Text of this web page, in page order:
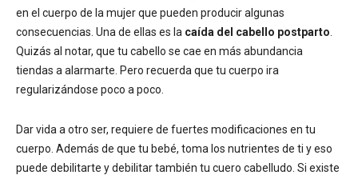
en el cuerpo de la mujer que pueden producir algunas
consecuencias. Una de ellas es la caída del cabello postparto
Quizás al notar, que tu cabello se cae en más abundancia
tiendas a alarmarte. Pero recuerda que tu cuerpo ira
regularizándose poco a poco.
Dar vida a otro ser, requiere de fuertes modificaciones en tu
cuerpo. Además de que tu bebé, toma los nutrientes de ti y eso
puede debilitarte y debilitar también tu cuero cabelludo. Si existe